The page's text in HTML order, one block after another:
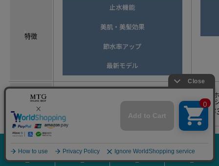
ピュア
ヴェール
特徴
止水機能
美肌・美髪効果
節水率アップ
最新モデル
価格
[税込]
¥38,000